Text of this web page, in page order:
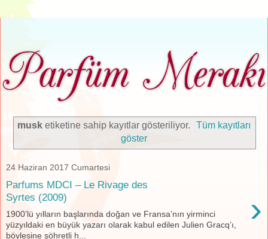
musketiketine sahip kayıtlar gösteriliyor.
Tüm kayıtları
göster
24 Haziran 2017 Cumartesi
Parfums MDCI – Le Rivage des
Syrtes (2009)
›
1900’lü yılların başlarında doğan ve Fransa’nın yirminci
yüzyıldaki en büyük yazarı olarak kabul edilen Julien Gracq’ı,
böylesine şöhretli h...